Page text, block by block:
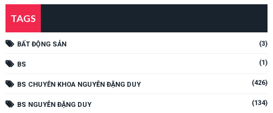
TAGS
BẤT ĐỘNG SẢN (3)
BS (1)
BS CHUYÊN KHOA NGUYỄN ĐẶNG DUY (426)
BS NGUYỄN ĐẶNG DUY (134)